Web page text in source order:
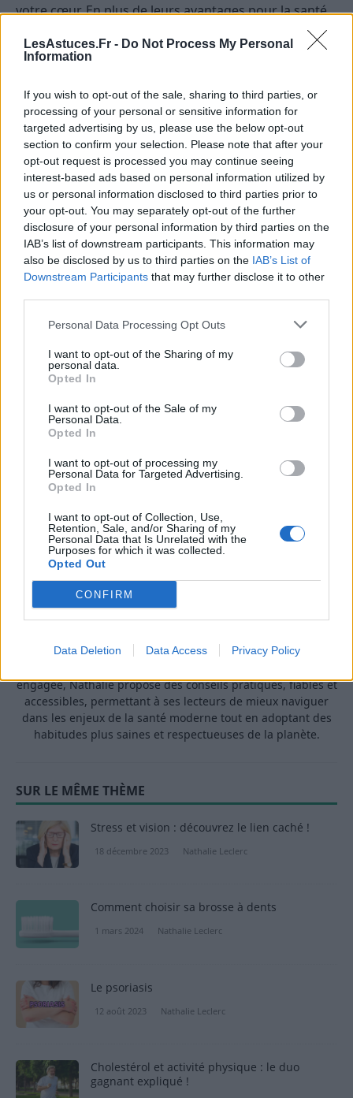
LesAstuces.Fr - Do Not Process My Personal
Information
If you wish to opt-out of the sale, sharing to third parties, or
processing of your personal or sensitive information for
targeted advertising by us, please use the below opt-out
section to confirm your selection. Please note that after your
opt-out request is processed you may continue seeing
interest-based ads based on personal information utilized by
us or personal information disclosed to third parties prior to
your opt-out. You may separately opt-out of the further
disclosure of your personal information by third parties on the
IAB’s list of downstream participants. This information may
also be disclosed by us to third parties on the IAB’s List of
Downstream Participants that may further disclose it to other
Personal Data Processing Opt Outs
I want to opt-out of the Sharing of my
personal data.
Opted In
I want to opt-out of the Sale of my
Personal Data.
Opted In
I want to opt-out of processing my
Personal Data for Targeted Advertising.
Opted In
I want to opt-out of Collection, Use,
Retention, Sale, and/or Sharing of my
Personal Data that Is Unrelated with the
Purposes for which it was collected.
Opted Out
CONFIRM
Data Deletion Data Access Privacy Policy
votre cœur. En plus de leurs avantages pour la santé
digestion et à apporter des nutriments essentiels à
cuisinez, n’hésitez pas à ajouter une pincée de vos
herbes préférées pour un plat à la fois savoureux et
sain.
Conclusion
L’insuffisance cardiaque est une condition sérieuse
qui mérite toute notre attention. En réduisant notre
consommation de sel, nous pouvons tous contribuer
à réduire le risque d’insuffisance cardiaque. Alors,
avant de saler votre plat, pensez à votre cœur et
optez pour des alternatives saines.
A propos Nathalie Leclerc2950 Articles
Nathalie Leclerc est une journaliste spécialisée en santé et
médecine. Mère de deux enfants, elle allie une solide
expertise journalistique à une expérience concrète de la
santé familiale et de la nutrition. Fervente adepte d’un mode
de vie sain, écologique et durable, elle s’engage depuis de
des solutions de ménage respectueuses de l’environnement.
engagée, Nathalie propose des conseils pratiques, fiables et
accessibles, permettant à ses lecteurs de mieux naviguer
dans les enjeux de la santé moderne tout en adoptant des
habitudes plus saines et respectueuses de la planète.
SUR LE MÊME THÈME
Stress et vision : découvrez le lien caché !
18 décembre 2023 Nathalie Leclerc
Comment choisir sa brosse à dents
1 mars 2024 Nathalie Leclerc
Le psoriasis
12 août 2023 Nathalie Leclerc
Cholestérol et activité physique : le duo
gagnant expliqué !